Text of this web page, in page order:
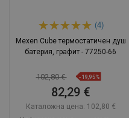
(4)
Mexen Cube термостатичен душ
батерия, графит - 77250-66
102,80 € -19,95%
82,29 €
Каталожна цена: 102,80 €